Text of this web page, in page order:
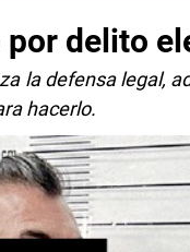
delito
la defensa legal,
hacerlo.